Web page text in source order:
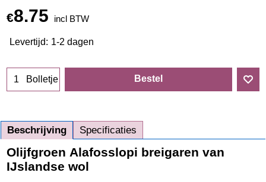
€8.75 incl BTW
Levertijd: 1-2 dagen
Bolletje Bestel
Beschrijving Specificaties
Olijfgroen Alafosslopi breigaren van
IJslandse wol